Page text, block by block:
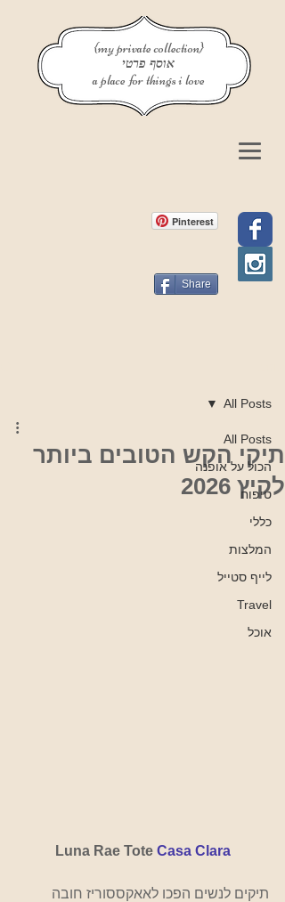
{my private collection}
אוסף פרטי
a place for things i love
Pinterest
Share
All Posts
הכול על אופנה
טיפוח
כללי
המלצות
לייף סטייל
Travel
אוכל
All Posts
תיקי הקש הטובים ביותר
לקיץ 2026
Luna Rae Tote Casa Clara
תיקים לנשים הפכו לאאקססוריז חובה